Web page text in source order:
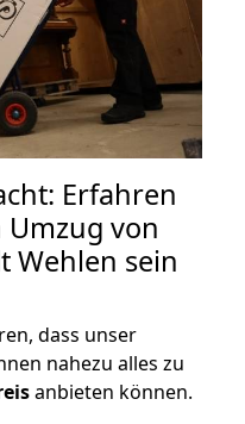
Erfahren
Umzug von
Wehlen sein
dass unser
nahezu alles zu
anbieten können.